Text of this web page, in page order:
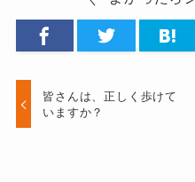
皆さんは、正しく歩けて
いますか？